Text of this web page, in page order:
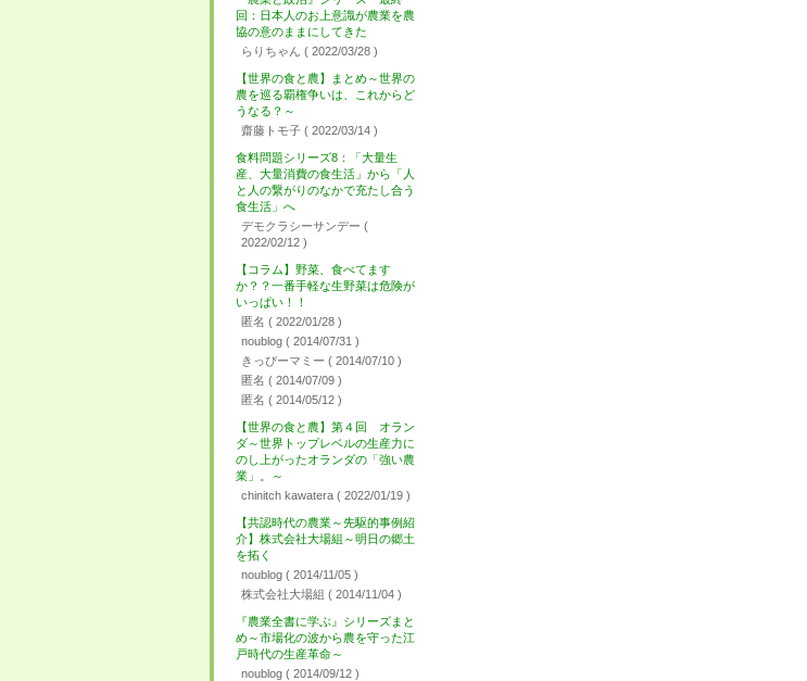
回：日本人のお上意識が農業を農
協の意のままにしてきた
らりちゃん ( 2022/03/28 )
【世界の食と農】まとめ～世界の
農を巡る覇権争いは、これからど
うなる？～
齋藤トモ子 ( 2022/03/14 )
食料問題シリーズ8：「大量生
産、大量消費の食生活」から「人
と人の繋がりのなかで充たし合う
食生活」へ
デモクラシーサンデー (
2022/02/12 )
【コラム】野菜、食べてます
か？？一番手軽な生野菜は危険が
いっぱい！！
匿名 ( 2022/01/28 )
noublog ( 2014/07/31 )
きっぴーマミー ( 2014/07/10 )
匿名 ( 2014/07/09 )
匿名 ( 2014/05/12 )
【世界の食と農】第４回 オラン
ダ～世界トップレベルの生産力に
のし上がったオランダの「強い農
業」。～
chinitch kawatera ( 2022/01/19 )
【共認時代の農業～先駆的事例紹
介】株式会社大場組～明日の郷土
を拓く
noublog ( 2014/11/05 )
株式会社大場組 ( 2014/11/04 )
『農業全書に学ぶ』シリーズまと
め～市場化の波から農を守った江
戸時代の生産革命～
noublog ( 2014/09/12 )